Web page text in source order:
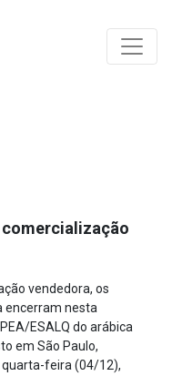
comercialização
vendedora, os
encerram nesta
ESALQ do arábica
em São Paulo,
quarta-feira (04/12),